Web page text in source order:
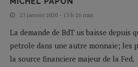
23 janvier 2020 - 13 h 26 min
La demande de BdT us baisse depuis
petrole dans une autre monnaie; les
la source financiere majeur de la Fed.